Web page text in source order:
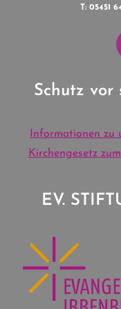
T: 05451
Schutz vor
Informationen zu
Kirchengesetz
EV.